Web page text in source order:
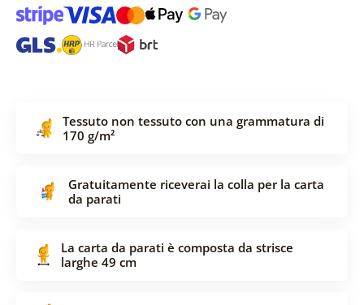
Tessuto non tessuto con una grammatura di
170 g/m²
Gratuitamente riceverai la colla per la carta
da parati
La carta da parati è composta da strisce
larghe 49 cm